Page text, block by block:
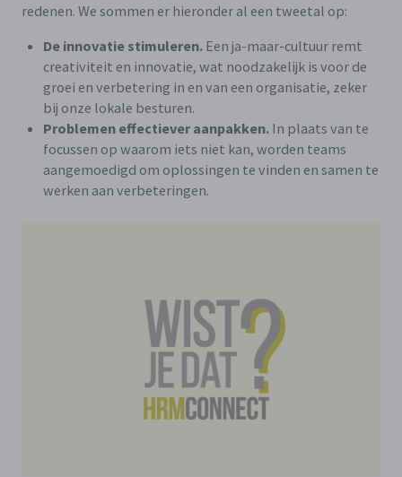
redenen. We sommen er hieronder al een tweetal op:
De innovatie stimuleren. Een ja-maar-cultuur remt
creativiteit en innovatie, wat noodzakelijk is voor de
groei en verbetering in en van een organisatie, zeker
bij onze lokale besturen.
Problemen effectiever aanpakken. In plaats van te
focussen op waarom iets niet kan, worden teams
aangemoedigd om oplossingen te vinden en samen te
werken aan verbeteringen.